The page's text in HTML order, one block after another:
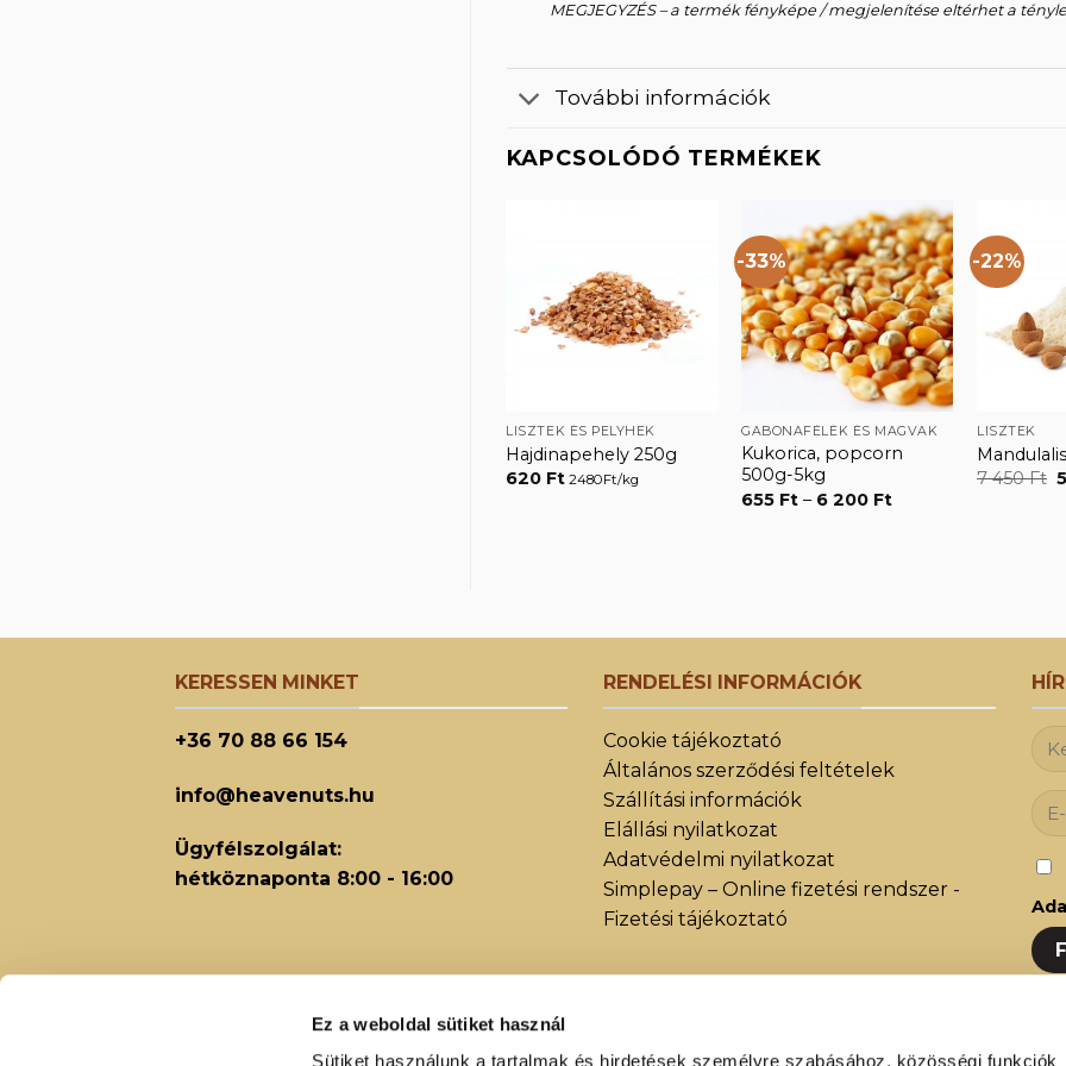
Ez a weboldal sütiket használ
Sütiket használunk a tartalmak és hirdetések személyre szabásához, közösségi funkciók
MEGJEGYZÉS – a termék fényképe / megjelenítése eltérhet a
További információk
KAPCSOLÓDÓ TERMÉKEK
Kedvencekhez
LISZTEK ÉS PELYHEK
Hajdinapehely 250g
620 Ft 2480Ft/kg
-33%
Kedvencekhez
GABONAFÉLÉK ÉS MAGVAK
Kukorica, popcorn
500g-5kg
655 Ft – 6 200 Ft
-22%
LISZTEK
7 450Ft
KERESSEN MINKET
+36 70 88 66 154
info@heavenuts.hu
Ügyfélszolgálat:
hétköznaponta 8:00 - 16:00
RENDELÉSI INFORMÁCIÓK
Cookie tájékoztató
Általános szerződési feltételek
Szállítási információk
Elállási nyilatkozat
Adatvédelmi nyilatkozat
Simplepay – Online fizetési rendszer -
Fizetési tájékoztató